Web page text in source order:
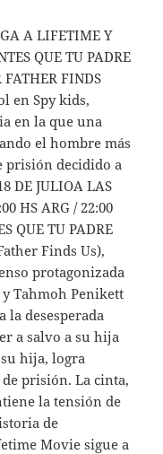
A LIFETIME Y
QUE TU PADRE
FATHER FINDS
en Spy kids,
en la que una
el hombre más
prisión decidido a
DE JULIOA LAS
HS ARG / 22:00
QUE TU PADRE
Finds Us),
protagonizada
y Tahmoh Penikett
la desesperada
a salvo a su hija
hija, logra
prisión. La cinta,
la tensión de
de
Movie sigue a